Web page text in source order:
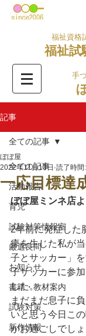
福祉資格
福祉試
手
記事
全ての記事
活動報告
育児
試験対策情報室
厳選良問
お知らせ
書籍・教材案内
試験対策
新作情報
全ての記事
一応目標達
ぼぼ屋
2022年11月13日 読了時間
ぼぼ屋ミンネ店よ
2年前に発症した
痺を生じた私が
子とサッカー」
子サッカーに参
した。
まだまだ息子に
いと思う今日こ
がお過ごしでし